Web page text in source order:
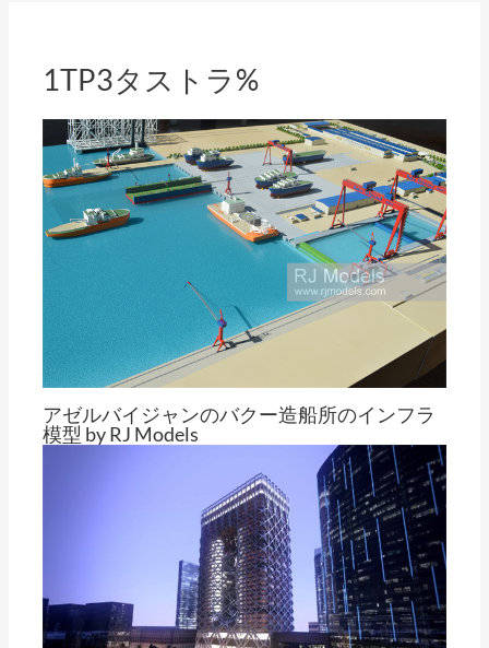
1TP3タストラ%
アゼルバイジャンのバクー造船所のインフラ
模型 by RJ Models